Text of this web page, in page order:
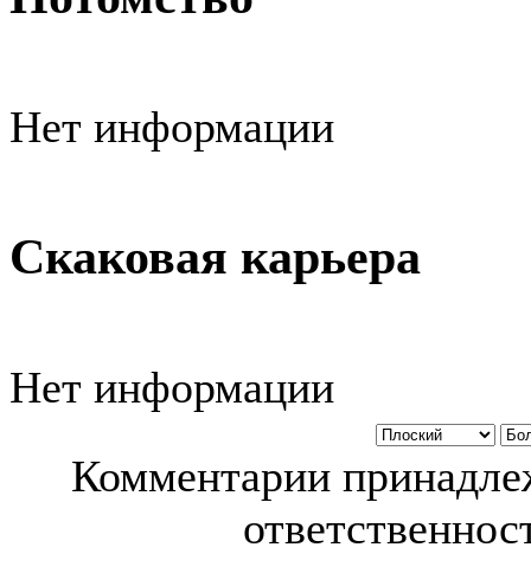
Нет информации
Скаковая карьера
Нет информации
Комментарии